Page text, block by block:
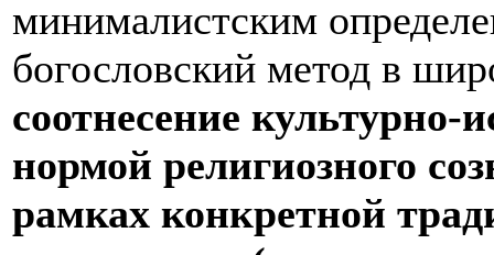
минималистским
богословский метод в
соотнесение культурно-
нормой религиозного
рамках конкретной